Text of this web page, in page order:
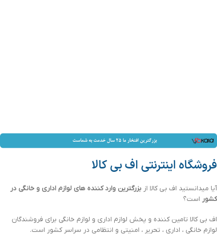
فروشگاه اینترنتی اف بی کالا
آیا میدانستید اف بی کالا از بزرگترین وارد کننده های لوازم اداری و خانگی در
کشور است؟
اف بی کالا تامین کننده و پخش لوازم اداری و لوازم خانگی برای فروشندگان
لوازم خانگی ، اداری ، تحریر ، امنیتی و انتظامی در سراسر کشور است.